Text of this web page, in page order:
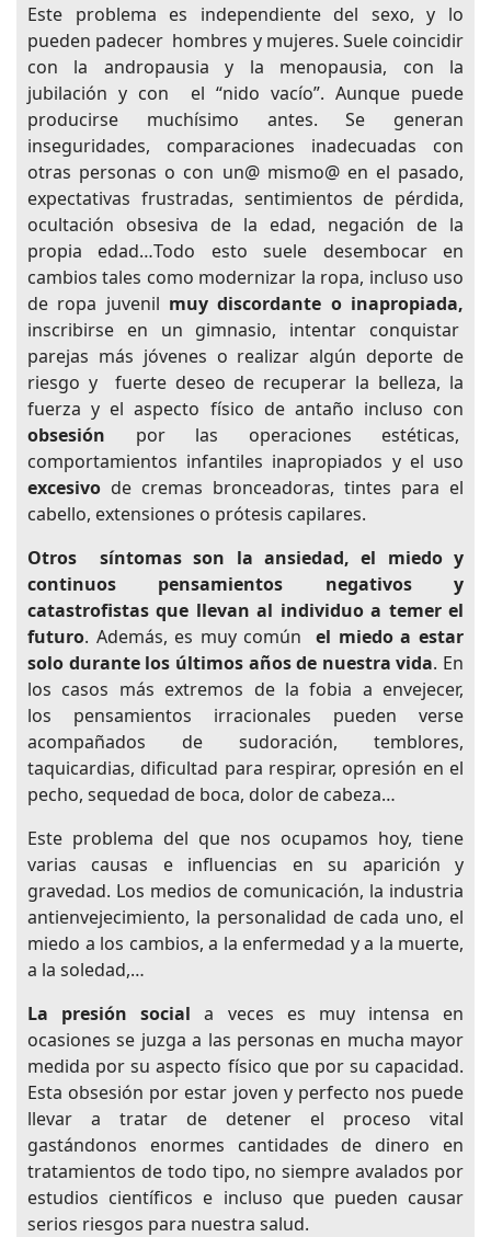
Este problema es independiente del sexo, y lo
pueden padecer hombres y mujeres. Suele coincidir
con la andropausia y la menopausia, con la
jubilación y con el “nido vacío”. Aunque puede
producirse muchísimo antes. Se generan
inseguridades, comparaciones inadecuadas con
otras personas o con un@ mismo@ en el pasado,
expectativas frustradas, sentimientos de pérdida,
ocultación obsesiva de la edad, negación de la
propia edad…Todo esto suele desembocar en
cambios tales como modernizar la ropa, incluso uso
de ropa juvenil muy discordante o inapropiada,
inscribirse en un gimnasio, intentar conquistar
parejas más jóvenes o realizar algún deporte de
riesgo y fuerte deseo de recuperar la belleza, la
fuerza y el aspecto físico de antaño incluso con
obsesión por las operaciones estéticas,
comportamientos infantiles inapropiados y el uso
excesivo de cremas bronceadoras, tintes para el
cabello, extensiones o prótesis capilares.
Otros síntomasson la ansiedad, el miedo y
continuos pensamientos negativos y
catastrofistas que llevan al individuo a temer el
futuro. Además, es muy común
el miedo a estar
solo durante los últimos años de nuestra vida. En
los casos más extremos de la fobia a envejecer,
los pensamientos irracionales pueden verse
acompañados de sudoración, temblores,
taquicardias, dificultad para respirar, opresión en el
pecho, sequedad de boca, dolor de cabeza…
Este problema del que nos ocupamos hoy, tiene
varias causas e influencias en su aparición y
gravedad. Los medios de comunicación, la industria
antienvejecimiento, la personalidad de cada uno, el
miedo a los cambios, a la enfermedad y a la muerte,
a la soledad,…
La presión social a veces es muy intensa en
ocasiones se juzga a las personas en mucha mayor
medida por su aspecto físico que por su capacidad.
Esta obsesión por estar joven y perfecto nos puede
llevar a tratar de detener el proceso vital
gastándonos enormes cantidades de dinero en
tratamientos de todo tipo, no siempre avalados por
estudios científicos e incluso que pueden causar
serios riesgos para nuestra salud.